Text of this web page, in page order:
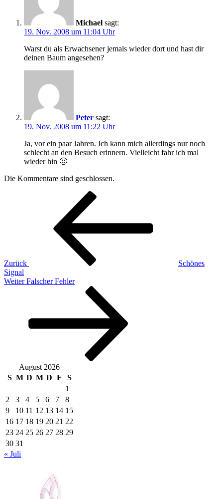
Michael sagt:
19. Nov. 2008 um 11:04 Uhr
Warst du als Erwachsener jemals wieder dort und hast dir
deinen Baum angesehen?
Peter sagt:
19. Nov. 2008 um 11:22 Uhr
Ja, vor ein paar Jahren. Ich kann mich allerdings nur noch
schlecht an den Besuch erinnern. Vielleicht fahr ich mal
wieder hin 🙂
Die Kommentare sind geschlossen.
Beitragsnavigation
Zurück
Schönes
Signal
Nächster
Weiter Falscher Fehler
August 2026
S M D M D F
S
1
2
3 4 5 6 7
8
9
10 11 12 13 14 15
16 17 18 19 20 21 22
23 24 25 26 27 28 29
30 31
« Juli